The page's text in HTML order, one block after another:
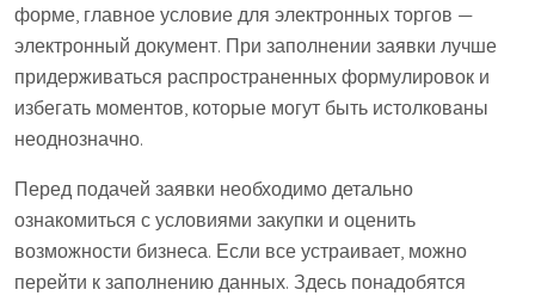
форме, главное условие для электронных торгов —
электронный документ. При заполнении заявки лучше
придерживаться распространенных формулировок и
избегать моментов, которые могут быть истолкованы
неоднозначно.
Перед подачей заявки необходимо детально
ознакомиться с условиями закупки и оценить
возможности бизнеса. Если все устраивает, можно
перейти к заполнению данных. Здесь понадобятся